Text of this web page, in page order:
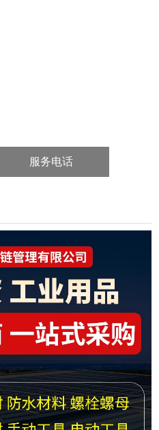
服务电话